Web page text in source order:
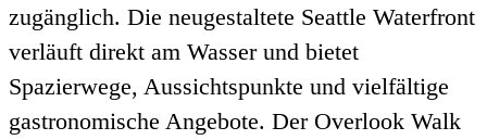
zugänglich. Die neugestaltete Seattle Waterfront
verläuft direkt am Wasser und bietet
Spazierwege, Aussichtspunkte und vielfältige
gastronomische Angebote. Der Overlook Walk